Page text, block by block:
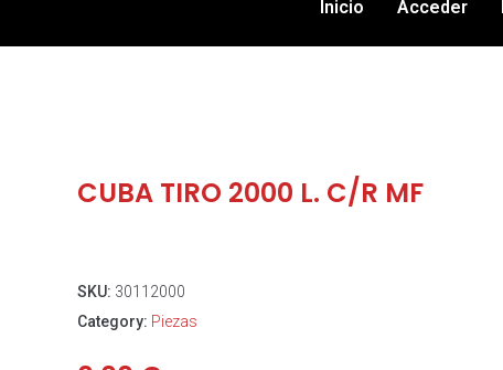
Inicio Acceder
CUBA TIRO 2000 L. C/R MF
SKU: 30112000
Category: Piezas